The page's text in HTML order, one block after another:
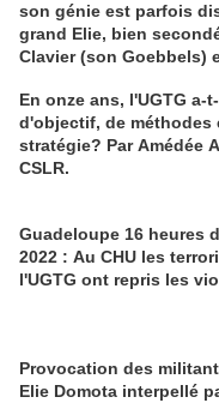
son génie est parfois
grand Elie, bien
Clavier (son Goebbels)
de quoi ? Les Guadeloupéens sont
divisés à ce sujet et Elie
leur majorité que son
pas. C'est comme en
En onze ans, l'UGTG a-
d'objectif, de méthodes
stratégie? Par Amédée
CSLR.
Guadeloupe 16 heures
2022 : Au CHU les
l'UGTG ont repris les
Provocation des
Elie Domota interpellé